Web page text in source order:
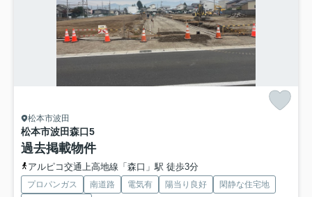
松本市波田
松本市波田森口5
過去掲載物件
アルピコ交通上高地線「森口」駅 徒歩3分
プロパンガス 南道路 電気有 陽当り良好
閑静な住宅地